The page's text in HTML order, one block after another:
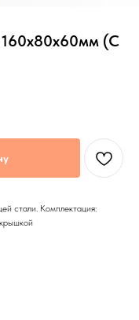
(С
стали. Комплектация: